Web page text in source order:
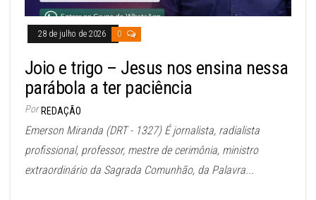
28 de julho de 2026 0
Joio e trigo – Jesus nos ensina nessa
parábola a ter paciência
Por REDAÇÃO
Emerson Miranda (DRT - 1327) É jornalista, radialista
profissional, professor, mestre de cerimônia, ministro
extraordinário da Sagrada Comunhão, da Palavra...